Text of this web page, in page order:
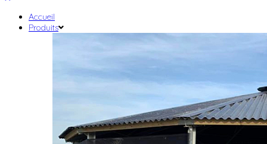
Accueil
Produits